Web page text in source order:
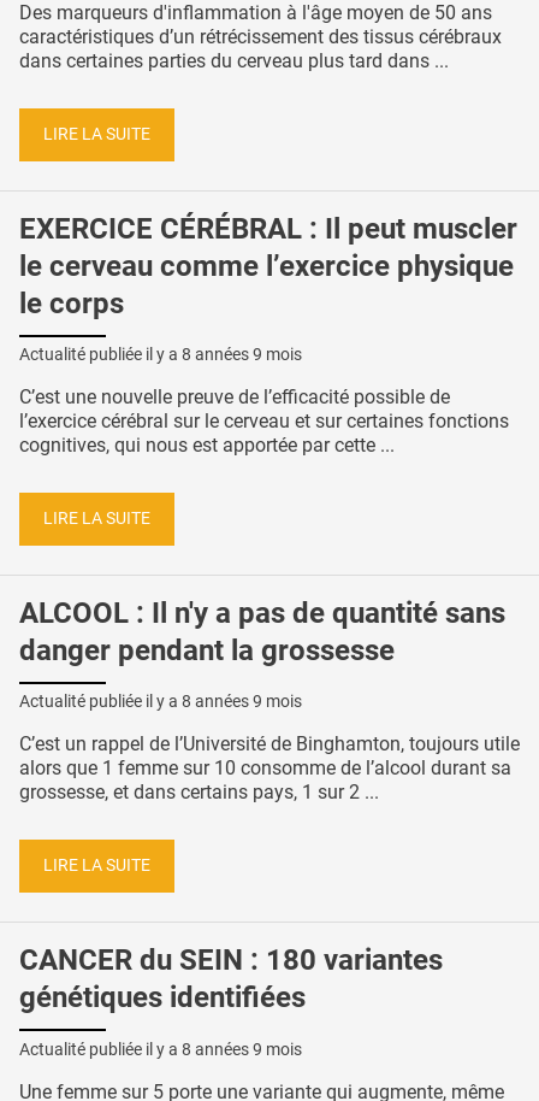
Des marqueurs d'inflammation à l'âge moyen de 50 ans
caractéristiques d’un rétrécissement des tissus cérébraux
dans certaines parties du cerveau plus tard dans ...
LIRE LA SUITE
EXERCICE CÉRÉBRAL : Il peut muscler
le cerveau comme l’exercice physique
le corps
Actualité publiée il y a 8 années 9 mois
C’est une nouvelle preuve de l’efficacité possible de
l’exercice cérébral sur le cerveau et sur certaines fonctions
cognitives, qui nous est apportée par cette ...
LIRE LA SUITE
ALCOOL : Il n'y a pas de quantité sans
danger pendant la grossesse
Actualité publiée il y a 8 années 9 mois
C’est un rappel de l’Université de Binghamton, toujours utile
alors que 1 femme sur 10 consomme de l’alcool durant sa
grossesse, et dans certains pays, 1 sur 2 ...
LIRE LA SUITE
CANCER du SEIN : 180 variantes
génétiques identifiées
Actualité publiée il y a 8 années 9 mois
Une femme sur 5 porte une variante qui augmente, même